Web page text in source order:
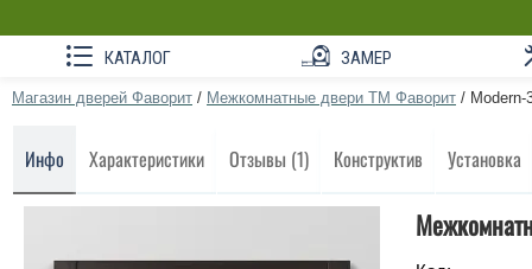
КАТАЛОГ ЗАМЕР
Магазин дверей Фаворит / Межкомнатные двери ТМ Фаворит / Modern-
Инфо Характеристики Отзывы (1) Конструктив Установка